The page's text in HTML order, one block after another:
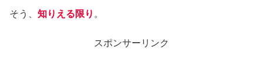
そう、 知りえる限り 。
スポンサーリンク